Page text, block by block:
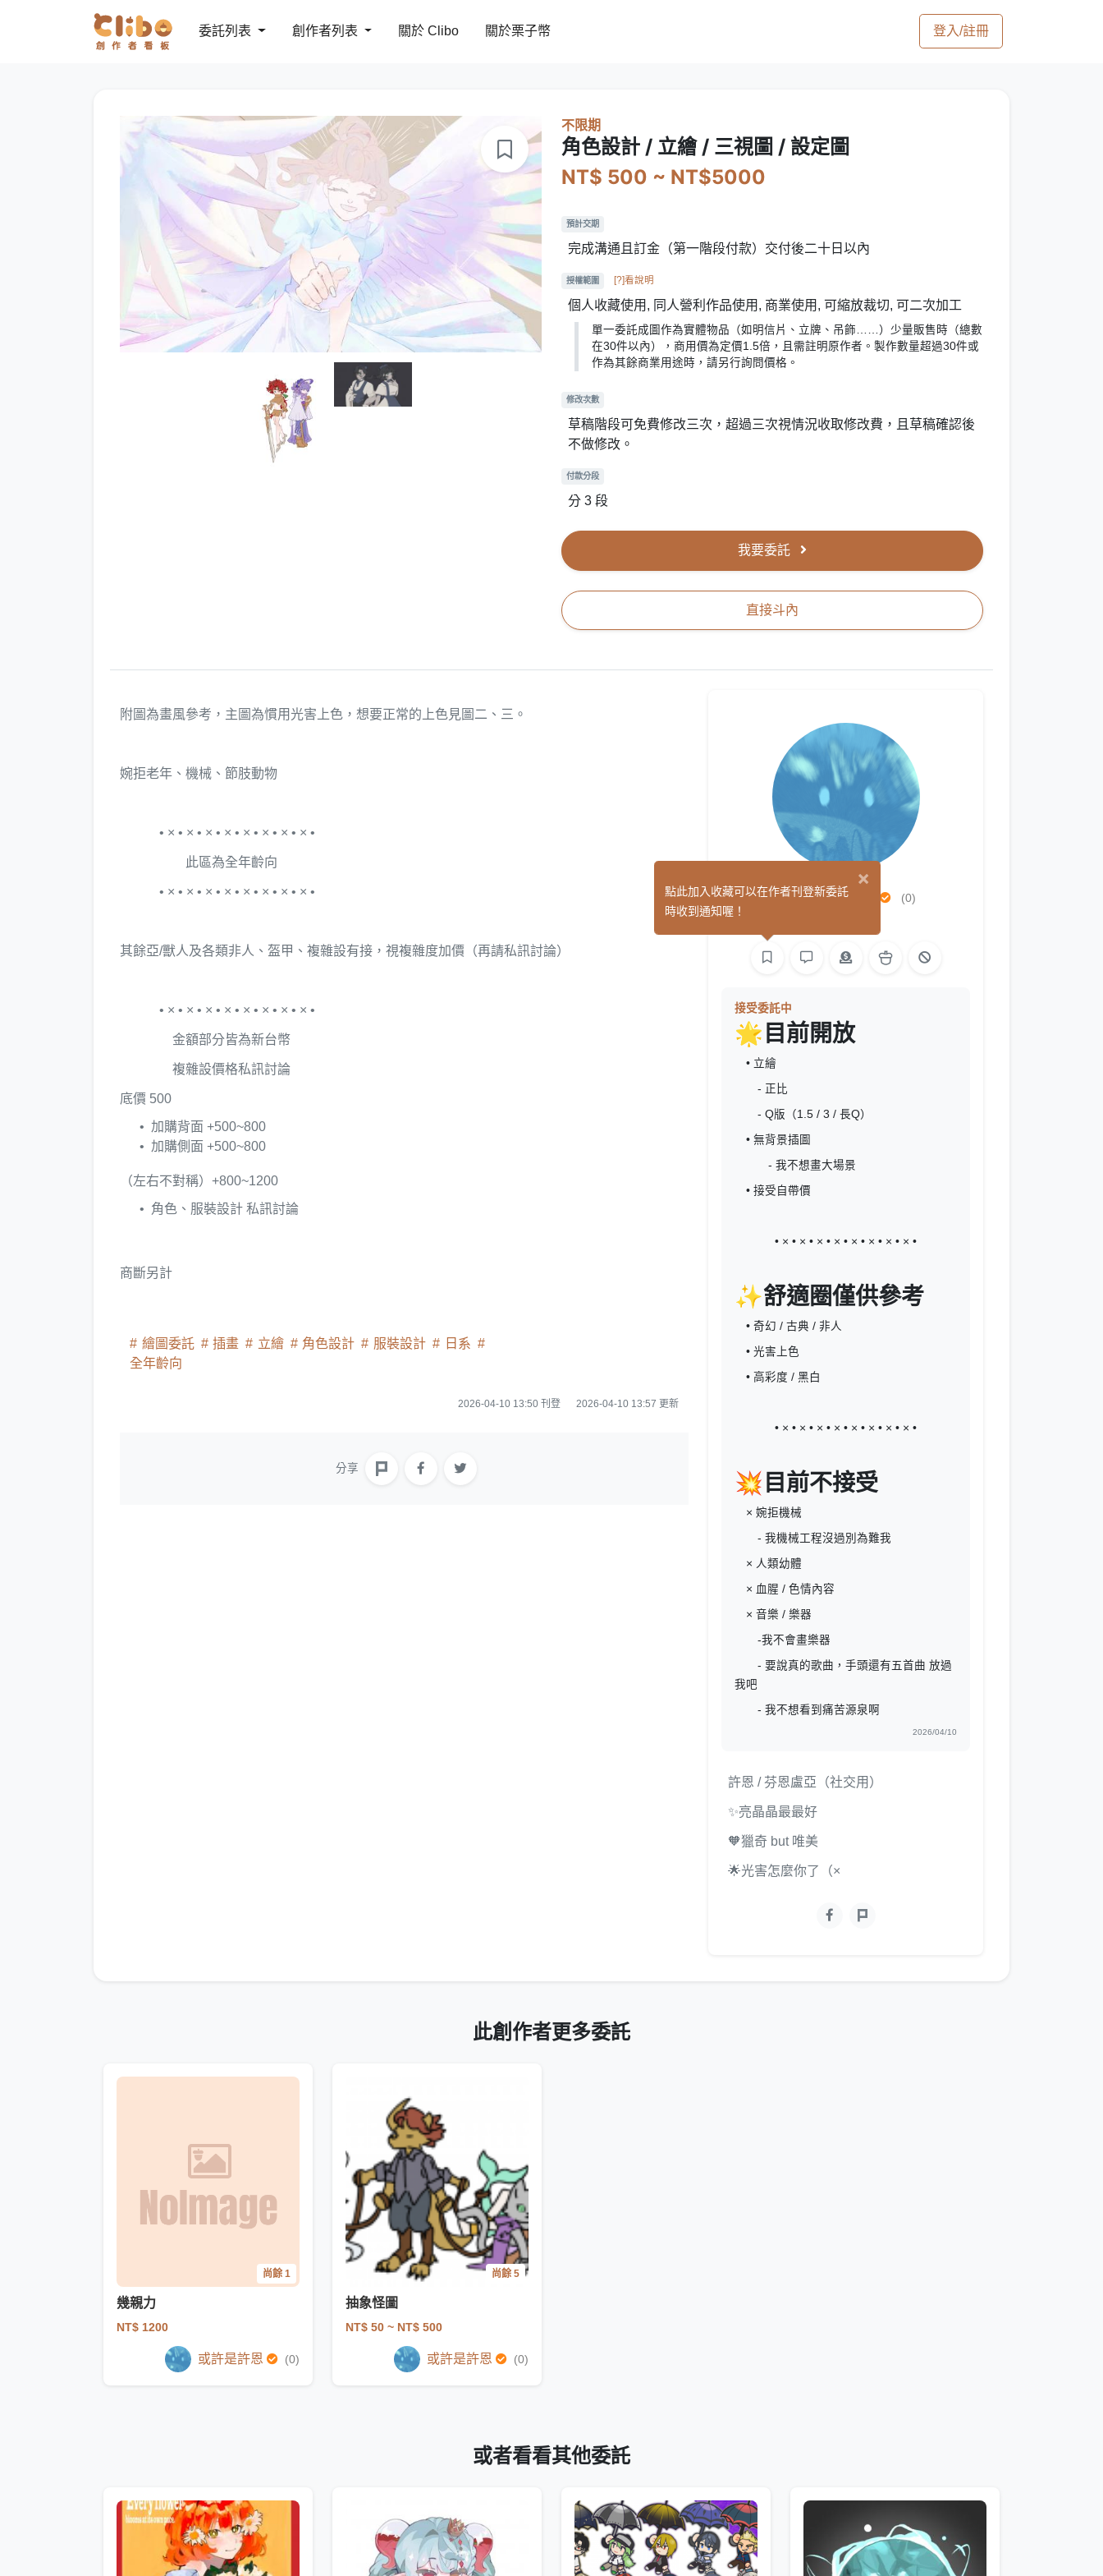
委託列表 創作者列表 關於 Clibo 關於栗子幣 登入/註冊
不限期
角色設計 / 立繪 / 三視圖 / 設定圖
NT$ 500 ~ NT$5000
預計交期
完成溝通且訂金（第一階段付款）交付後二十日以內
授權範圍 [?]看說明
個人收藏使用, 同人營利作品使用, 商業使用, 可縮放裁切, 可二次加工
單一委託成圖作為實體物品（如明信片、立牌、吊飾……）少量販售時（總數
在30件以內），商用價為定價1.5倍，且需註明原作者。製作數量超過30件或
作為其餘商業用途時，請另行詢問價格。
修改次數
草稿階段可免費修改三次，超過三次視情況收取修改費，且草稿確認後
不做修改。
付款分段
分 3 段
我要委託
直接斗內
附圖為畫風參考，主圖為慣用光害上色，想要正常的上色見圖二、三。
婉拒老年、機械、節肢動物
• × • × • × • × • × • × • × • × •
此區為全年齡向
• × • × • × • × • × • × • × • × •
其餘亞/獸人及各類非人、盔甲、複雜設有接，視複雜度加價（再請私訊討論）
• × • × • × • × • × • × • × • × •
金額部分皆為新台幣
複雜設價格私訊討論
底價 500
加購背面 +500~800
加購側面 +500~800
（左右不對稱）+800~1200
角色、服裝設計 私訊討論
商斷另計
繪圖委託 插畫 立繪 角色設計 服裝設計
日系
全年齡向
2026-04-10 13:50 刊登 2026-04-10 13:57 更新
分享
或許是許恩 (0)
接受委託中
🌟目前開放
• 立繪
- 正比
- Q版（1.5 / 3 / 長Q）
• 無背景插圖
- 我不想畫大場景
• 接受自帶價
• × • × • × • × • × • × • × • × •
✨舒適圈僅供參考
• 奇幻 / 古典 / 非人
• 光害上色
• 高彩度 / 黑白
• × • × • × • × • × • × • × • × •
💥目前不接受
× 婉拒機械
- 我機械工程沒過別為難我
× 人類幼體
× 血腥 / 色情內容
× 音樂 / 樂器
-我不會畫樂器
- 要說真的歌曲，手頭還有五首曲 放過
我吧
- 我不想看到痛苦源泉啊
2026/04/10
許恩 / 芬恩盧亞（社交用）
✨亮晶晶最最好
🧡獵奇 but 唯美
🌟光害怎麼你了（×
此創作者更多委託
尚餘 1
幾親力
NT$ 1200
或許是許恩 (0)
尚餘 5
抽象怪圖
NT$ 50 ~ NT$ 500
或許是許恩 (0)
或者看看其他委託
×
點此加入收藏可以在作者刊登新委託
時收到通知喔！